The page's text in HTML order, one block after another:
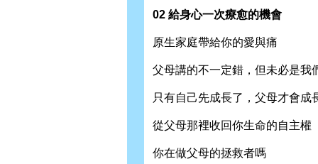
02 給身心一次療愈的機會
原生家庭帶給你的愛與痛
父母講的不一定錯，但未必是我
只有自己先成長了，父母才會成
從父母那裡收回你生命的自主權
你在做父母的拯救者嗎